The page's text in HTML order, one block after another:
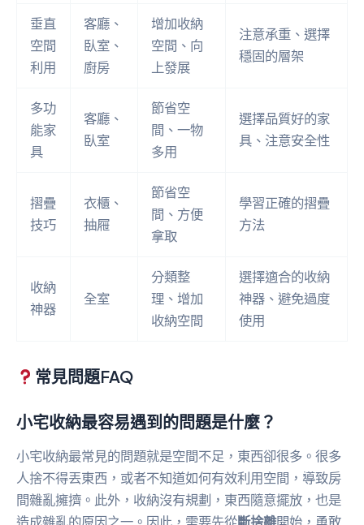
垂直
空間
利用
客廳、
臥室、
廚房
增加收納
空間、向
上發展
注意承重、選擇
穩固的層架
多功
能家
具
客廳、
臥室
節省空
間、一物
多用
選擇品質好的家
具、注意安全性
摺疊
技巧
衣櫃、
抽屜
節省空
間、方便
拿取
學習正確的摺疊
方法
收納
神器
全室
分類整
理、增加
收納空間
選擇適合的收納
神器、避免過度
使用
常見問題FAQ
小宅收納最容易遇到的問題是什麼？
小宅收納最常見的問題就是空間不足，東西卻很多。很多
人捨不得丟東西，或者不知道如何有效利用空間，導致房
間雜亂擁擠。此外，收納沒有規劃，東西隨意擺放，也是
造成雜亂的原因之一。因此，需要先從斷捨離開始，勇敢